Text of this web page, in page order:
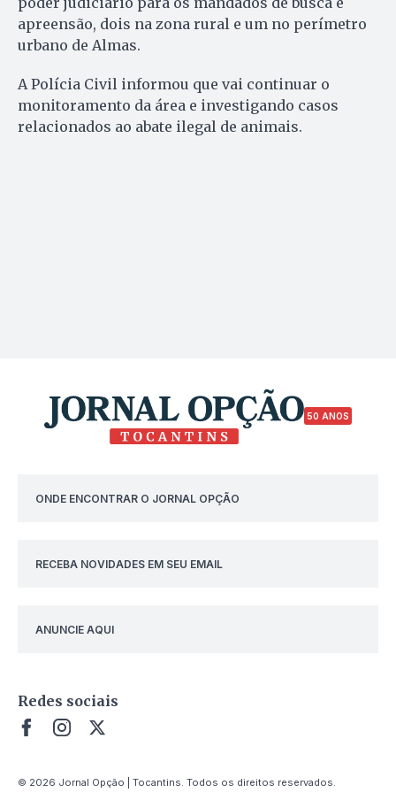
apreensão, dois na zona rural e um no perímetro
urbano de Almas.
A Polícia Civil informou que vai continuar o
monitoramento da área e investigando casos
relacionados ao abate ilegal de animais.
50 ANOS
ONDE ENCONTRAR O JORNAL OPÇÃO
RECEBA NOVIDADES EM SEU EMAIL
ANUNCIE AQUI
Redes sociais
© 2026 Jornal Opção | Tocantins. Todos os direitos reservados.